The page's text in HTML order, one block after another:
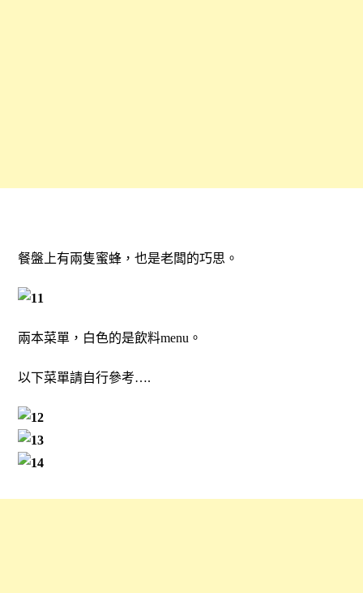
餐盤上有兩隻蜜蜂，也是老闆的巧思。
兩本菜單，白色的是飲料menu。
以下菜單請自行參考….